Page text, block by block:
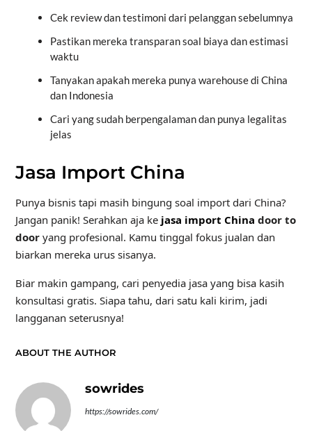
Cek review dan testimoni dari pelanggan sebelumnya
Pastikan mereka transparan soal biaya dan estimasi
waktu
Tanyakan apakah mereka punya warehouse di China
dan Indonesia
Cari yang sudah berpengalaman dan punya legalitas
jelas
Jasa Import China
Punya bisnis tapi masih bingung soal import dari China?
Jangan panik! Serahkan aja ke jasa import China door to
dooryang profesional. Kamu tinggal fokus jualan dan
biarkan mereka urus sisanya.
Biar makin gampang, cari penyedia jasa yang bisa kasih
konsultasi gratis. Siapa tahu, dari satu kali kirim, jadi
langganan seterusnya!
ABOUT THE AUTHOR
sowrides
https://sowrides.com/